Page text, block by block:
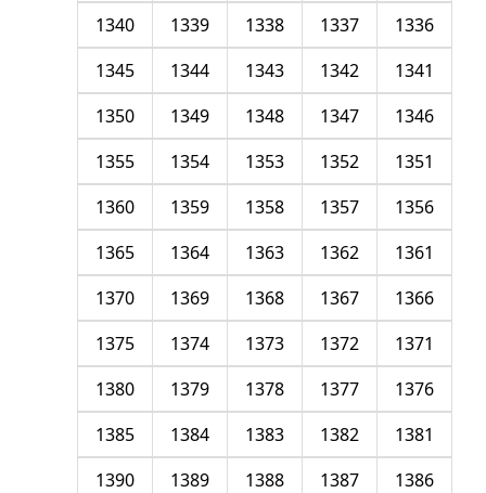
1336
1337
1338
1339
1340
1341
1342
1343
1344
1345
1346
1347
1348
1349
1350
1351
1352
1353
1354
1355
1356
1357
1358
1359
1360
1361
1362
1363
1364
1365
1366
1367
1368
1369
1370
1371
1372
1373
1374
1375
1376
1377
1378
1379
1380
1381
1382
1383
1384
1385
1386
1387
1388
1389
1390